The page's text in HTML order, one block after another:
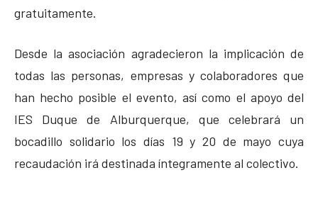
gratuitamente.
Desde la asociación agradecieron la implicación de
todas las personas, empresas y colaboradores que
han hecho posible el evento, así como el apoyo del
IES Duque de Alburquerque, que celebrará un
bocadillo solidario los días 19 y 20 de mayo cuya
recaudación irá destinada íntegramente al colectivo.